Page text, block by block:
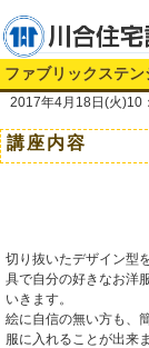
ファブリックステン
2017年4月18日(火)10
講座内容
切り抜いたデザイン型
具で自分の好きなお洋
いきます。
絵に自信の無い方も、
服に入れることが出来ま